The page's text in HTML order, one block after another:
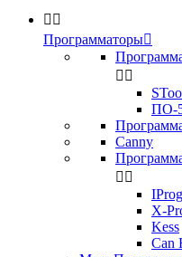
 
Программаторы
 
ПО-
Canny
 
IProg
X-
Kess
Can